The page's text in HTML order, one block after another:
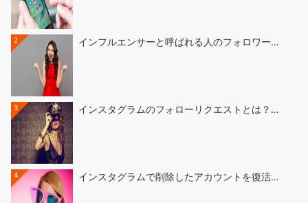
2 インフルエンサーと呼ばれる人のフォロワー…
3 インスタグラムのフォローリクエストとは？…
4 インスタグラムで削除したアカウントを復活…